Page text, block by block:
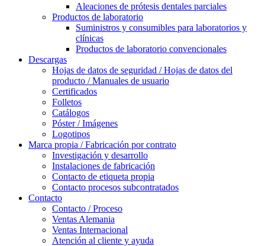
Aleaciones de prótesis dentales parciales
Productos de laboratorio
Suministros y consumibles para laboratorios y
clínicas
Productos de laboratorio convencionales
Descargas
Hojas de datos de seguridad / Hojas de datos del
producto / Manuales de usuario
Certificados
Folletos
Catálogos
Póster / Imágenes
Logotipos
Marca propia / Fabricación por contrato
Investigación y desarrollo
Instalaciones de fabricación
Contacto de etiqueta propia
Contacto procesos subcontratados
Contacto
Contacto / Proceso
Ventas Alemania
Ventas Internacional
Atención al cliente y ayuda